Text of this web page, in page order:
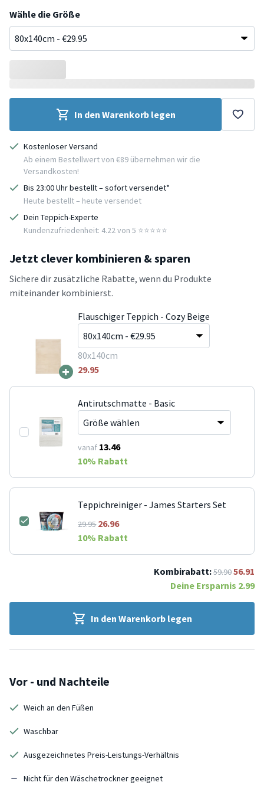
Wähle die Größe
In den Warenkorb legen
Kostenloser Versand
Ab einem Bestellwert von €89 übernehmen wir die
Versandkosten!
Bis 23:00 Uhr bestellt – sofort versendet*
Heute bestellt – heute versendet
Dein Teppich-Experte
Kundenzufriedenheit: 4.22 von 5 ⭐️⭐️⭐️⭐️⭐️
Jetzt clever kombinieren & sparen
Sichere dir zusätzliche Rabatte, wenn du Produkte
miteinander kombinierst.
+
Flauschiger Teppich - Cozy Beige
80x140cm
29.95
Antirutschmatte - Basic
vanaf 13.46
10% Rabatt
Teppichreiniger - James Starters Set
29.9526.96
10% Rabatt
Kombirabatt:59.9056.91
Deine Ersparnis 2.99
In den Warenkorb legen
Vor - und Nachteile
Weich an den Füßen
Waschbar
Ausgezeichnetes Preis-Leistungs-Verhältnis
Nicht für den Wäschetrockner geeignet